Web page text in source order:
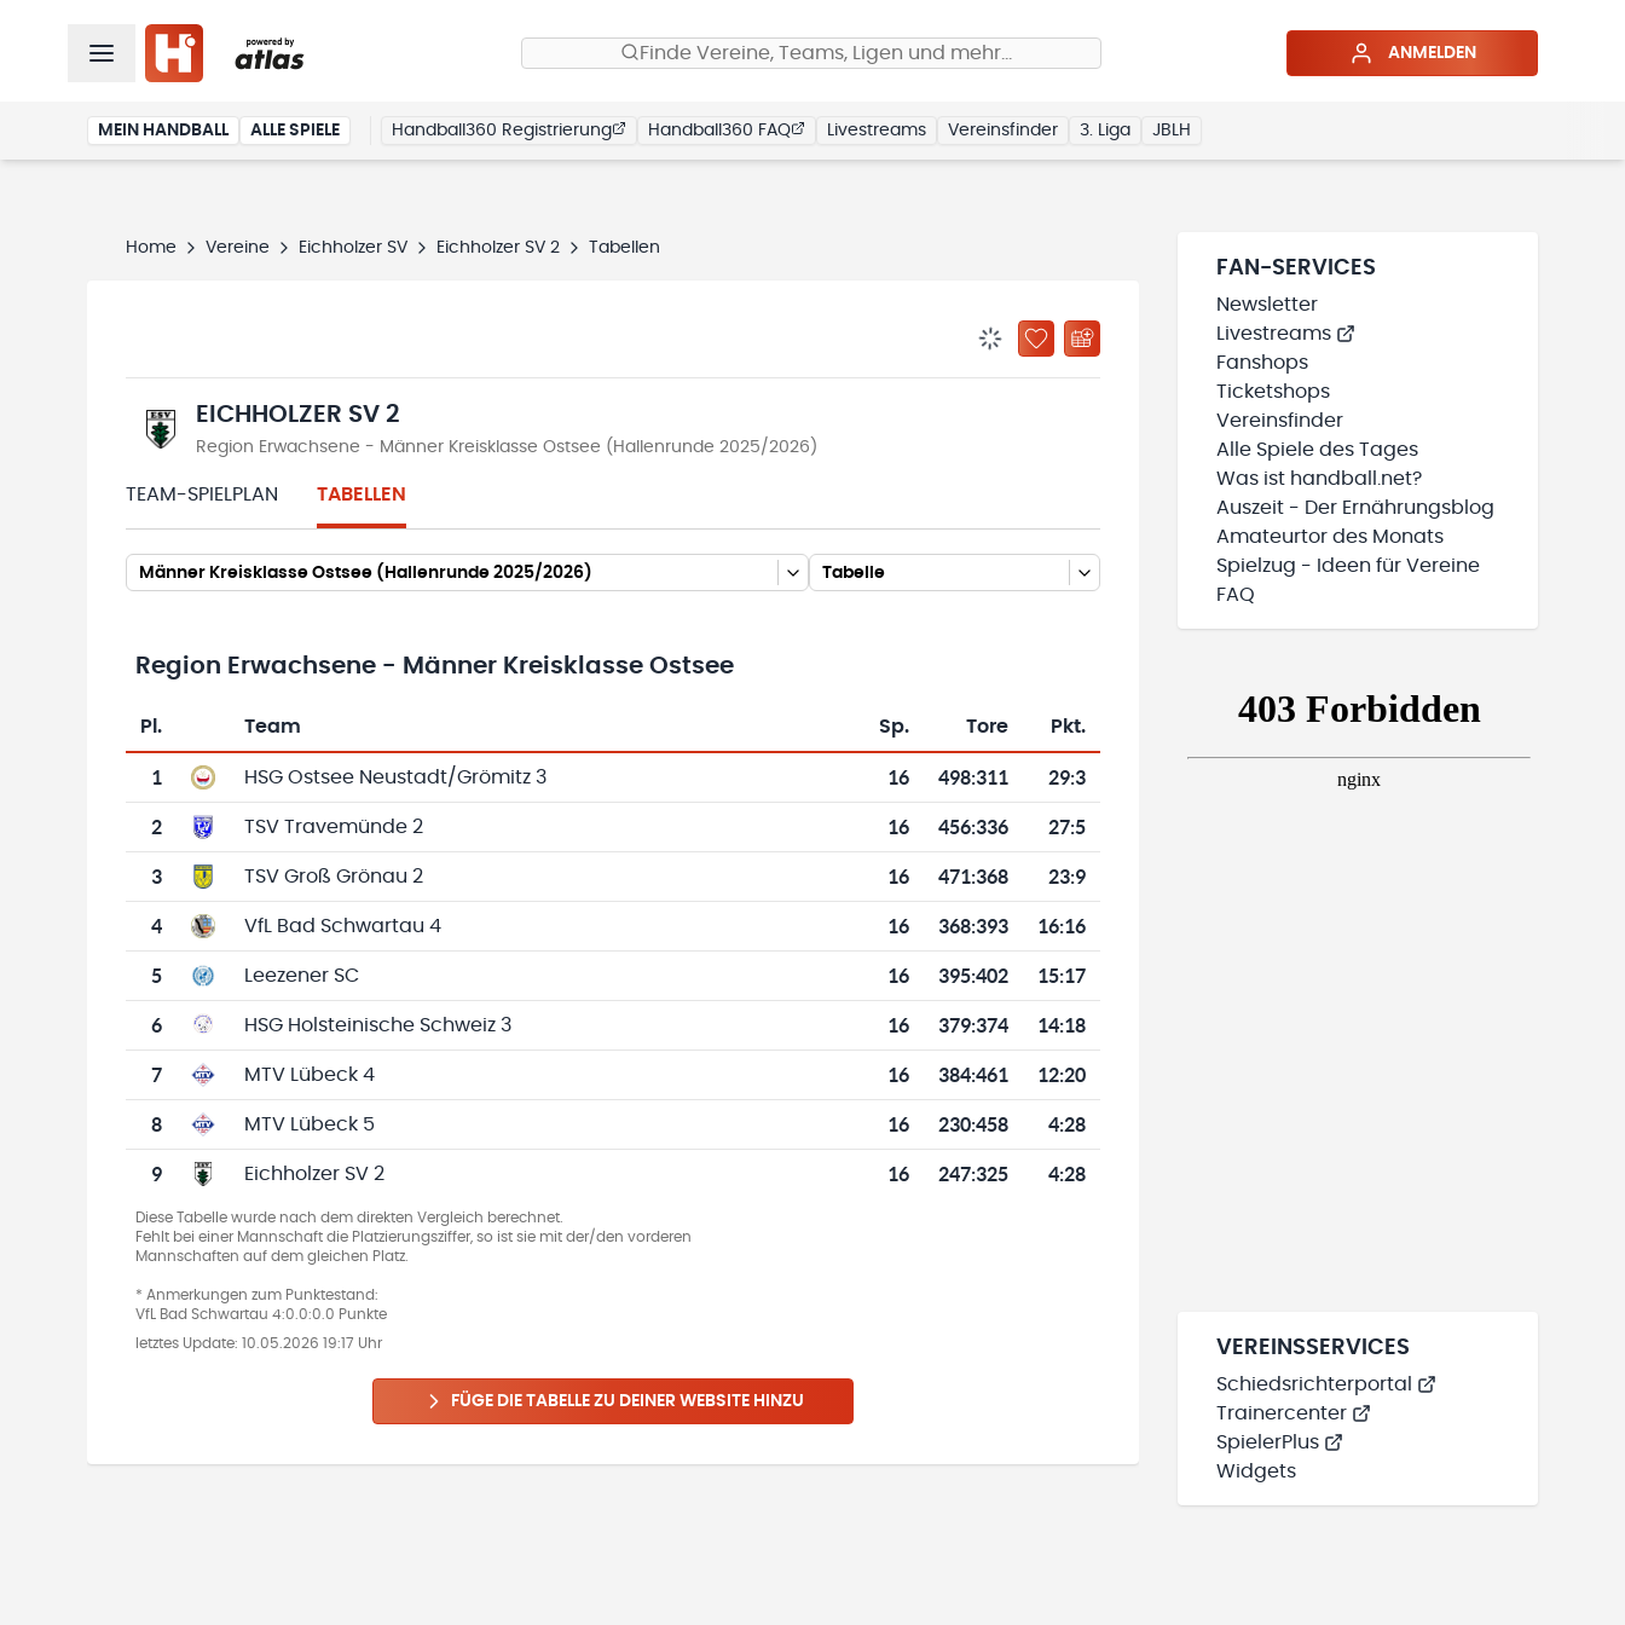
Finde Vereine, Teams, Ligen und mehr… ANMELDEN
MEIN HANDBALL ALLE SPIELE Handball360 Registrierung Handball360 FAQ Livestreams Vereinsfinder 3. Liga JBLH
Home Vereine Eichholzer SV Eichholzer SV 2 Tabellen
BENACHRICHTIGUNGSSTATUS WIRD GELADEN
ZU „MEINE TEAMS“ HINZUFÜGEN
EICHHOLZER SV 2
Region Erwachsene - Männer Kreisklasse Ostsee (Hallenrunde 2025/2026)
TEAM-SPIELPLAN TABELLEN
Männer Kreisklasse Ostsee (Hallenrunde 2025/2026) Tabelle
Region Erwachsene - Männer Kreisklasse Ostsee
Tabelle mit Vereinsplatzierungen, Spielen, Toren und Punkten
Pl. Team Sp. Tore Pkt.
1 HSG Ostsee Neustadt/Grömitz 3 16 498:311 29:3
2 TSV Travemünde 2 16 456:336 27:5
3 TSV Groß Grönau 2 16 471:368 23:9
4 VfL Bad Schwartau 4 16 368:393 16:16
5 Leezener SC 16 395:402 15:17
6 HSG Holsteinische Schweiz 3 16 379:374 14:18
7 MTV Lübeck 4 16 384:461 12:20
8 MTV Lübeck 5 16 230:458 4:28
9 Eichholzer SV 2 16 247:325 4:28
Diese Tabelle wurde nach dem direkten Vergleich berechnet.
Fehlt bei einer Mannschaft die Platzierungsziffer, so ist sie mit der/den vorderen
Mannschaften auf dem gleichen Platz.
* Anmerkungen zum Punktestand:
VfL Bad Schwartau 4:0.0:0.0 Punkte
letztes Update: 10.05.2026 19:17 Uhr
FÜGE DIE TABELLE ZU DEINER WEBSITE HINZU
FAN-SERVICES
Newsletter
Livestreams
Fanshops
Ticketshops
Vereinsfinder
Alle Spiele des Tages
Was ist handball.net?
Auszeit - Der Ernährungsblog
Amateurtor des Monats
Spielzug - Ideen für Vereine
FAQ
VEREINSSERVICES
Schiedsrichterportal
Trainercenter
SpielerPlus
Widgets